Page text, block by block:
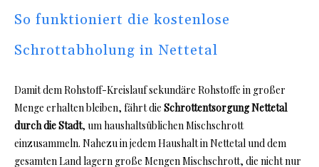
So funktioniert die kostenlose
Schrottabholung in Nettetal
Damit dem Rohstoff-Kreislauf sekundäre Rohstoffe in großer
Menge erhalten bleiben, fährt die Schrottentsorgung Nettetal
durch die Stadt, um haushaltsüblichen Mischschrott
einzusammeln. Nahezu in jedem Haushalt in Nettetal und dem
gesamten Land lagern große Mengen Mischschrott, die nicht nur